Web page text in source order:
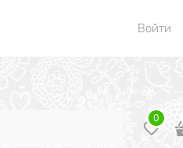
Войти
0